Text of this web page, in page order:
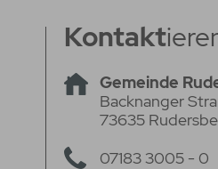
Kontakt
Gemeinde
Backnanger
73635
07183 3005 - 0